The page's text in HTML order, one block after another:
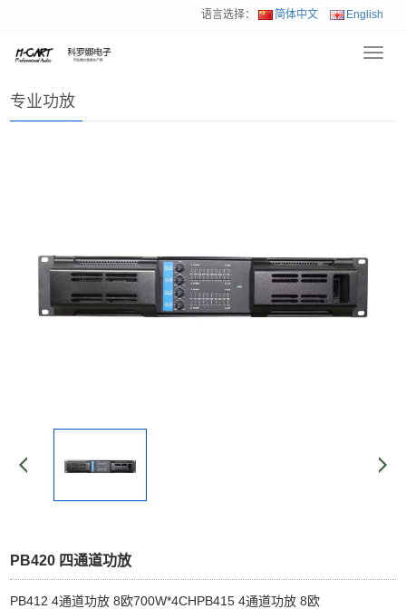
语言选择： 简体中文 English
首页 >产品展示
专业功放
PB420 四通道功放
PB412 4通道功放 8欧700W*4CHPB415 4通道功放 8欧